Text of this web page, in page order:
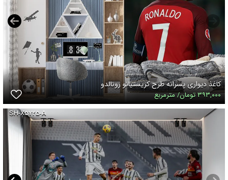
کاغذ دیواری پسرانه طرح کریستیانو رونالدو
۳۹۳,۰۰۰ تومان/ مترمربع
SH-X۵۷۲۵-A